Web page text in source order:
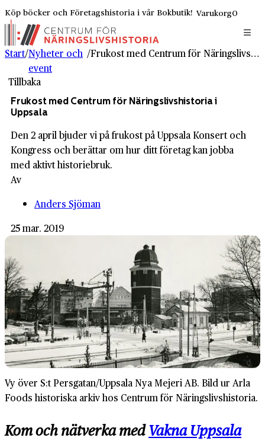
Köp böcker och Företagshistoria i vår Bokbutik! Varukorg0
Start/Nyheter och
event
/ Frukost med Centrum för Näringslivshistoria i Uppsala
Tillbaka
Frukost med Centrum för Näringslivshistoria i
Uppsala
Den 2 april bjuder vi på frukost på Uppsala Konsert och
Kongress och berättar om hur ditt företag kan jobba
med aktivt historiebruk.
Av
Anders Sjöman
25 mar. 2019
Vy över S:t Persgatan/Uppsala Nya Mejeri AB. Bild ur Arla
Foods historiska arkiv hos Centrum för Näringslivshistoria.
Kom och nätverka medVakna Uppsala